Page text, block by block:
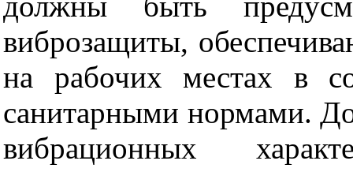
виброзащиты,
на рабочих местах в
санитарными нормами.
вибрационных